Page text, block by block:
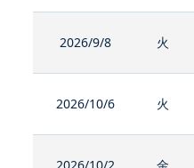
2026/9/8 火
2026/10/6 火